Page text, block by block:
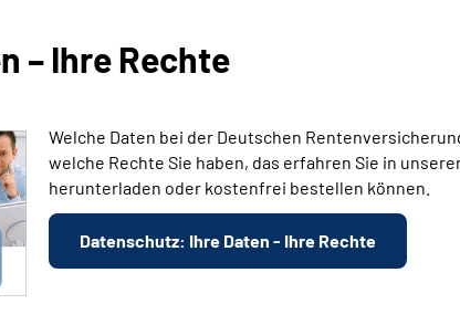
– Ihre Rechte
Welche Daten bei der Deutschen
welche Rechte Sie haben, das erfahren Sie in
herunterladen oder kostenfrei bestellen können.
Datenschutz: Ihre Daten - Ihre Rechte